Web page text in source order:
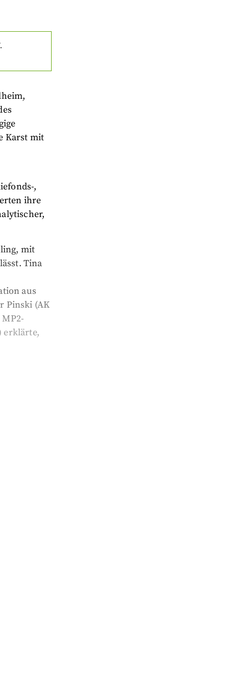
Karst mit
,
ihre
mit
Tina
aus
Pinski (AK
erklärte,